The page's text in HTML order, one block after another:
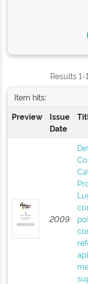
Results
Item hits:
Preview
Issue
Date
2009